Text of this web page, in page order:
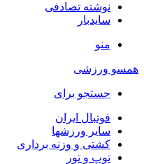
نوشته تصادفی
سایدبار
منو
همسو ورزشی
جستجو برای
فوتبال ایران
سایر ورزشها
کشتی و وزنه برداری
توپ و تور